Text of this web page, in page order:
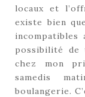
locaux et
existe bien
incompatibles
possibilité de
chez mon
samedis
boulangerie.